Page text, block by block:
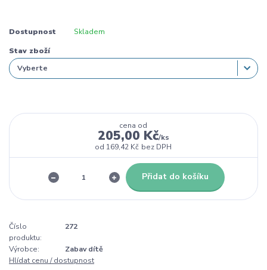
Dostupnost Skladem
Stav zboží
cena od
205,00 Kč/ks
od 169,42 Kč bez DPH
Přidat do košíku
Číslo
produktu:
272
Výrobce:
Zabav dítě
Hlídat cenu / dostupnost